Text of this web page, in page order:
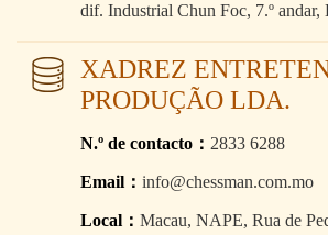
dif. Industrial Chun Foc, 7.º andar,
XADREZ
PRODUÇÃO LDA.
N.º de contacto： 2833 6288
Email： info@chessman.com.mo
Local： Macau, NAPE, Rua de